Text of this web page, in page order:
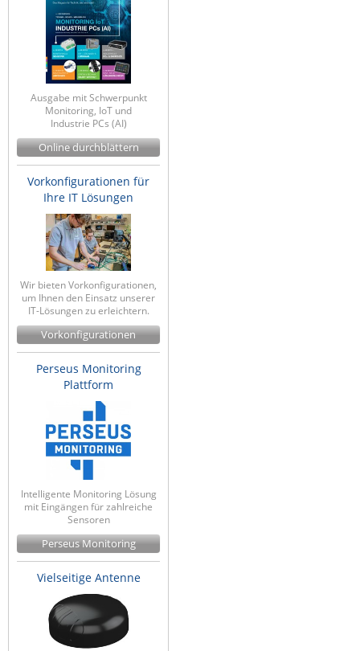
Ausgabe mit Schwerpunkt
Monitoring, IoT und
Industrie PCs (AI)
Online durchblättern
Vorkonfigurationen für
Ihre IT Lösungen
Wir bieten Vorkonfigurationen,
um Ihnen den Einsatz unserer
IT-Lösungen zu erleichtern.
Vorkonfigurationen
Perseus Monitoring
Plattform
Intelligente Monitoring Lösung
mit Eingängen für zahlreiche
Sensoren
Perseus Monitoring
Vielseitige Antenne